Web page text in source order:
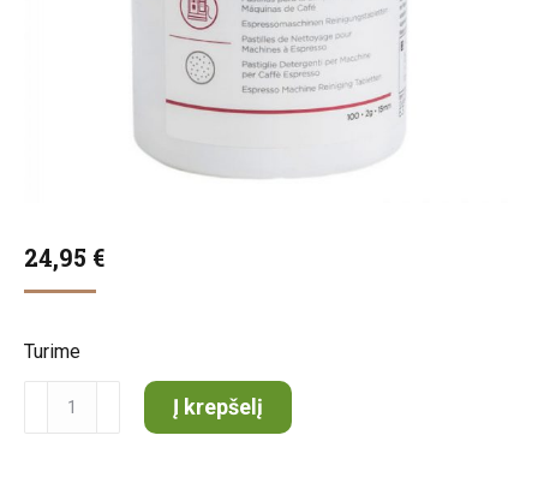
24,95 €
Turime
produkto
kiekis:
Į krepšelį